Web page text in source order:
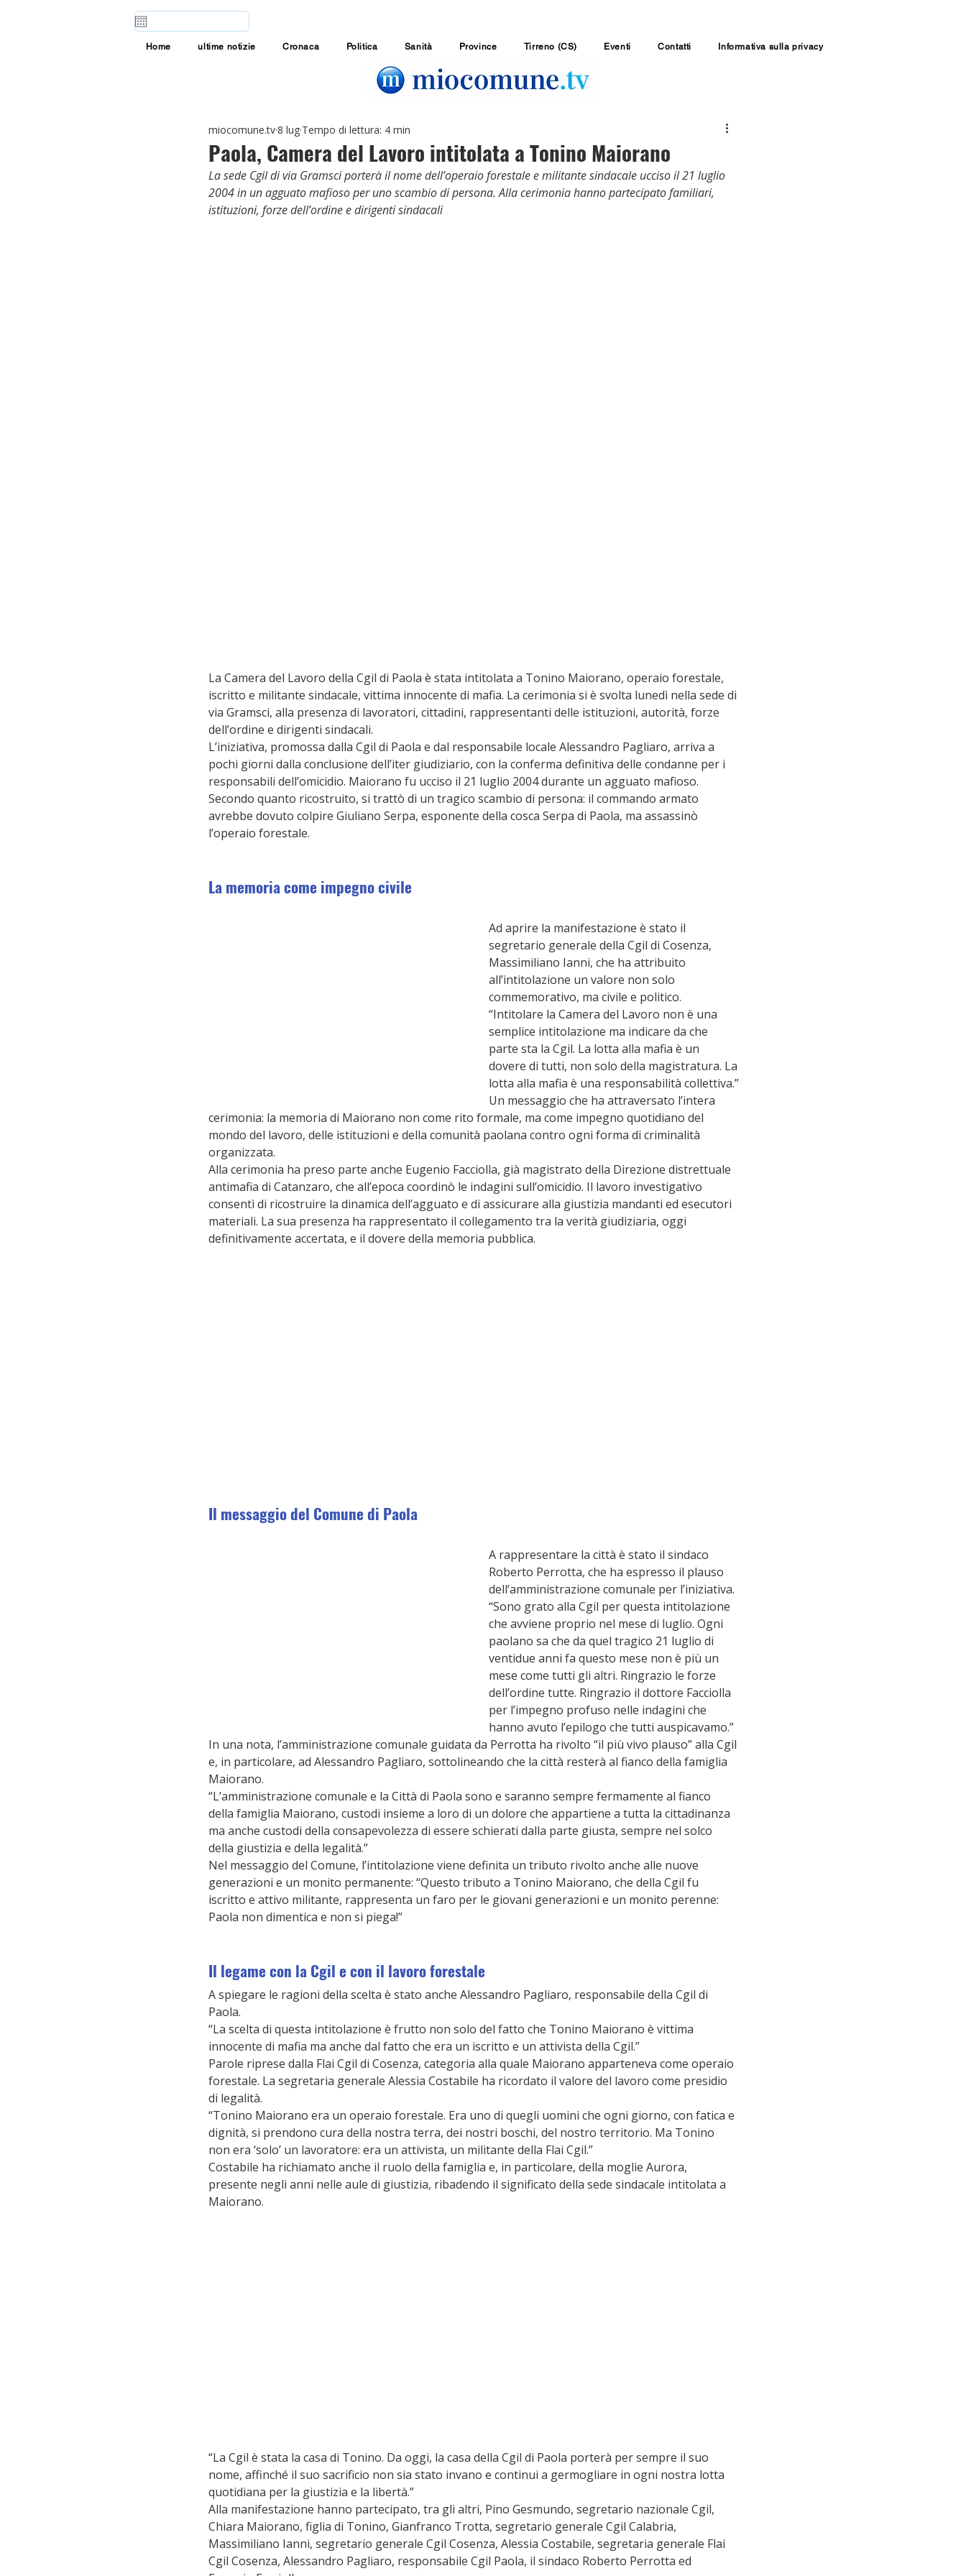
Home ultime notizie Cronaca Politica Sanità Province Tirreno (CS) Eventi Contatti Informativa sulla privacy
Paola, Camera del Lavoro intitolata a Tonino Maiorano
miocomune.tv8 lug Tempo di lettura: 4 min
La sede Cgil di via Gramsci porterà il nome dell’operaio forestale e militante sindacale ucciso il 21 luglio
2004 in un agguato mafioso per uno scambio di persona. Alla cerimonia hanno partecipato familiari,
istituzioni, forze dell’ordine e dirigenti sindacali
La Camera del Lavoro della Cgil di Paola è stata intitolata a Tonino Maiorano, operaio forestale,
iscritto e militante sindacale, vittima innocente di mafia. La cerimonia si è svolta lunedì nella sede di
via Gramsci, alla presenza di lavoratori, cittadini, rappresentanti delle istituzioni, autorità, forze
dell’ordine e dirigenti sindacali.
L’iniziativa, promossa dalla Cgil di Paola e dal responsabile locale Alessandro Pagliaro, arriva a
pochi giorni dalla conclusione dell’iter giudiziario, con la conferma definitiva delle condanne per i
responsabili dell’omicidio. Maiorano fu ucciso il 21 luglio 2004 durante un agguato mafioso.
Secondo quanto ricostruito, si trattò di un tragico scambio di persona: il commando armato
avrebbe dovuto colpire Giuliano Serpa, esponente della cosca Serpa di Paola, ma assassinò
l’operaio forestale.
La memoria come impegno civile
Ad aprire la manifestazione è stato il
segretario generale della Cgil di Cosenza,
Massimiliano Ianni, che ha attribuito
all’intitolazione un valore non solo
commemorativo, ma civile e politico.
“Intitolare la Camera del Lavoro non è una
semplice intitolazione ma indicare da che
parte sta la Cgil. La lotta alla mafia è un
dovere di tutti, non solo della magistratura. La
lotta alla mafia è una responsabilità collettiva.”
Un messaggio che ha attraversato l’intera
cerimonia: la memoria di Maiorano non come rito formale, ma come impegno quotidiano del
mondo del lavoro, delle istituzioni e della comunità paolana contro ogni forma di criminalità
organizzata.
Alla cerimonia ha preso parte anche Eugenio Facciolla, già magistrato della Direzione distrettuale
antimafia di Catanzaro, che all’epoca coordinò le indagini sull’omicidio. Il lavoro investigativo
consentì di ricostruire la dinamica dell’agguato e di assicurare alla giustizia mandanti ed esecutori
materiali. La sua presenza ha rappresentato il collegamento tra la verità giudiziaria, oggi
definitivamente accertata, e il dovere della memoria pubblica.
Il messaggio del Comune di Paola
A rappresentare la città è stato il sindaco
Roberto Perrotta, che ha espresso il plauso
dell’amministrazione comunale per l’iniziativa.
“Sono grato alla Cgil per questa intitolazione
che avviene proprio nel mese di luglio. Ogni
paolano sa che da quel tragico 21 luglio di
ventidue anni fa questo mese non è più un
mese come tutti gli altri. Ringrazio le forze
dell’ordine tutte. Ringrazio il dottore Facciolla
per l’impegno profuso nelle indagini che
hanno avuto l’epilogo che tutti auspicavamo.”
In una nota, l’amministrazione comunale guidata da Perrotta ha rivolto “il più vivo plauso” alla Cgil
e, in particolare, ad Alessandro Pagliaro, sottolineando che la città resterà al fianco della famiglia
Maiorano.
“L’amministrazione comunale e la Città di Paola sono e saranno sempre fermamente al fianco
della famiglia Maiorano, custodi insieme a loro di un dolore che appartiene a tutta la cittadinanza
ma anche custodi della consapevolezza di essere schierati dalla parte giusta, sempre nel solco
della giustizia e della legalità.”
Nel messaggio del Comune, l’intitolazione viene definita un tributo rivolto anche alle nuove
generazioni e un monito permanente: “Questo tributo a Tonino Maiorano, che della Cgil fu
iscritto e attivo militante, rappresenta un faro per le giovani generazioni e un monito perenne:
Paola non dimentica e non si piega!”
Il legame con la Cgil e con il lavoro forestale
A spiegare le ragioni della scelta è stato anche Alessandro Pagliaro, responsabile della Cgil di
Paola.
“La scelta di questa intitolazione è frutto non solo del fatto che Tonino Maiorano è vittima
innocente di mafia ma anche dal fatto che era un iscritto e un attivista della Cgil.”
Parole riprese dalla Flai Cgil di Cosenza, categoria alla quale Maiorano apparteneva come operaio
forestale. La segretaria generale Alessia Costabile ha ricordato il valore del lavoro come presidio
di legalità.
“Tonino Maiorano era un operaio forestale. Era uno di quegli uomini che ogni giorno, con fatica e
dignità, si prendono cura della nostra terra, dei nostri boschi, del nostro territorio. Ma Tonino
non era ‘solo’ un lavoratore: era un attivista, un militante della Flai Cgil.”
Costabile ha richiamato anche il ruolo della famiglia e, in particolare, della moglie Aurora,
presente negli anni nelle aule di giustizia, ribadendo il significato della sede sindacale intitolata a
Maiorano.
“La Cgil è stata la casa di Tonino. Da oggi, la casa della Cgil di Paola porterà per sempre il suo
nome, affinché il suo sacrificio non sia stato invano e continui a germogliare in ogni nostra lotta
quotidiana per la giustizia e la libertà.”
Alla manifestazione hanno partecipato, tra gli altri, Pino Gesmundo, segretario nazionale Cgil,
Chiara Maiorano, figlia di Tonino, Gianfranco Trotta, segretario generale Cgil Calabria,
Massimiliano Ianni, segretario generale Cgil Cosenza, Alessia Costabile, segretaria generale Flai
Cgil Cosenza, Alessandro Pagliaro, responsabile Cgil Paola, il sindaco Roberto Perrotta ed